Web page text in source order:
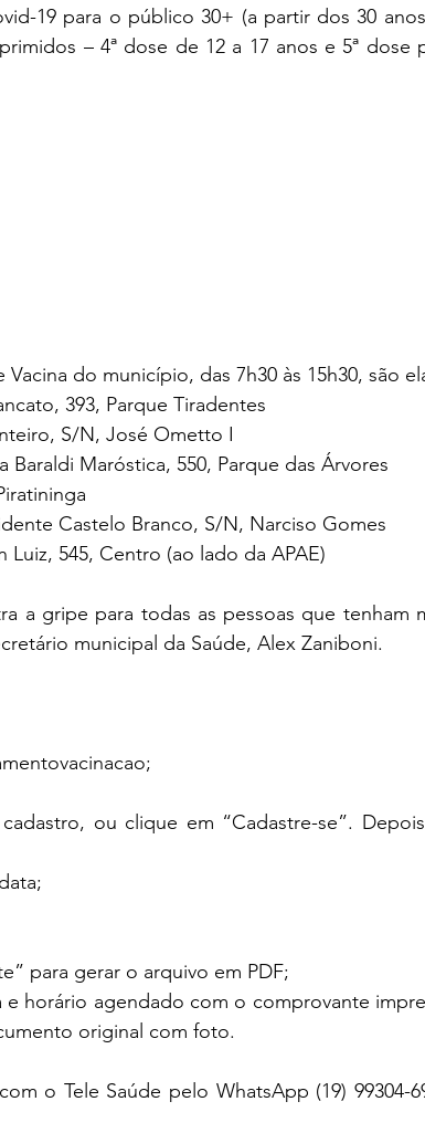
Carnaval
19 para o público 30+ (a partir dos 30
– 4ª dose de 12 a 17 anos e 5ª dose
do município, das 7h30 às 15h30, são
393, Parque Tiradentes
S/N, José Ometto I
Baraldi Maróstica, 550, Parque das Árvores
Castelo Branco, S/N, Narciso Gomes
545, Centro (ao lado da APAE)
a gripe para todas as pessoas que tenham
municipal da Saúde, Alex Zaniboni.
ou clique em “Cadastre-se”.
para gerar o arquivo em PDF;
horário agendado com o comprovante
original com foto.
o Tele Saúde pelo WhatsApp (19) 99304-